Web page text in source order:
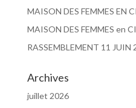
MAISON DES FEMMES EN
MAISON DES FEMMES en
RASSEMBLEMENT 11 JUIN
Archives
juillet 2026